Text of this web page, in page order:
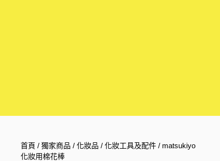
首頁 /獨家商品 /化妝品 /化妝工具及配件 / matsukiyo
化妝用棉花棒